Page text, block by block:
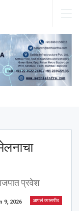
प्रवेश
आपलं व्यासपीठ
9, 2026